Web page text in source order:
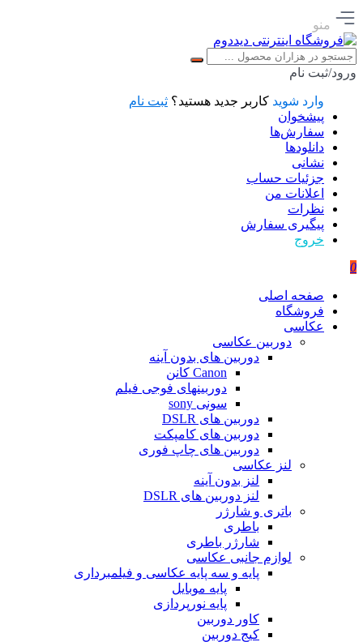
منو
ورود/ثبت نام
وارد شوید کاربر جدید هستید؟ ثبت نام
پیشخوان
سفارش‌ها
دانلودها
نشانی
جزئیات حساب
اعلانات من
نظرات
پیگیری سفارش
خروج
0
صفحه اصلی
فروشگاه
عکاسی
دوربین عکاسی
دوربین های بدون آینه
Canon کانن
دوربینهای فوجی فیلم
سونی sony
دوربین های DSLR
دوربین های کامپکت
دوربین های چاپ فوری
لنز عکاسی
لنز بدون آینه
لنز دوربین های DSLR
باتری و شارژر
باطری
شارژر باطری
لوازم جانبی عکاسی
پایه و سه پایه عکاسی و فیلمبرداری
پایه موبایل
پایه نورپردازی
کاور دوربین
کیج دوربین